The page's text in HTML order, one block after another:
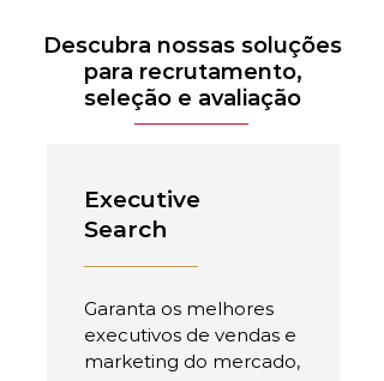
Descubra nossas soluções
para recrutamento,
seleção e avaliação
Executive
Search
Garanta os melhores
executivos de vendas e
marketing do mercado,